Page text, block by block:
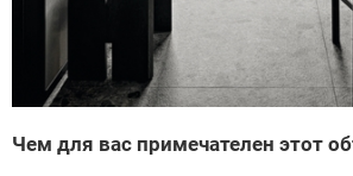
Чем для вас примечателен этот